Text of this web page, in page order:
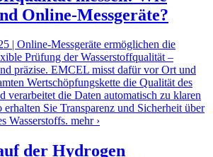
Online-Messgeräte?
| Online-Messgeräte ermöglichen die
Prüfung der Wasserstoffqualität –
präzise. EMCEL misst dafür vor Ort und
Wertschöpfungskette die Qualität des
verarbeitet die Daten automatisch zu klaren
erhalten Sie Transparenz und Sicherheit über
Wasserstoffs. mehr ›
der Hydrogen